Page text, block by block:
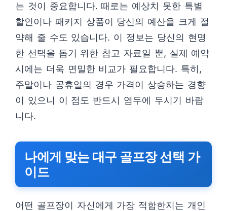
는 것이 중요합니다. 때로는 예상치 못한 특별
할인이나 패키지 상품이 당신의 예산을 크게 절
약해 줄 수도 있습니다. 이 정보는 당신의 현명
한 선택을 돕기 위한 참고 자료일 뿐, 실제 예약
시에는 더욱 면밀한 비교가 필요합니다. 특히,
주말이나 공휴일의 경우 가격이 상승하는 경향
이 있으니 이 점도 반드시 염두에 두시기 바랍
니다.
나에게 맞는 대구 골프장 선택 가
이드
어떤 골프장이 자신에게 가장 적합한지는 개인